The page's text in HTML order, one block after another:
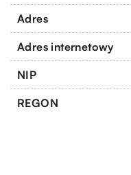
Adres
Adres internetowy
NIP
REGON